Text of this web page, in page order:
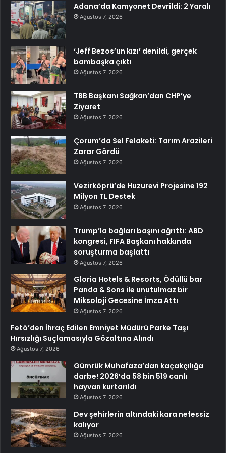
Adana’da Kamyonet Devrildi: 2 Yaralı
Ağustos 7, 2026
‘Jeff Bezos’un kızı’ denildi, gerçek
bambaşka çıktı
Ağustos 7, 2026
TBB Başkanı Sağkan’dan CHP’ye
Ziyaret
Ağustos 7, 2026
Çorum’da Sel Felaketi: Tarım Arazileri
Zarar Gördü
Ağustos 7, 2026
Vezirköprü’de Huzurevi Projesine 192
Milyon TL Destek
Ağustos 7, 2026
Trump’la bağları başını ağrıttı: ABD
kongresi, FIFA Başkanı hakkında
soruşturma başlattı
Ağustos 7, 2026
Gloria Hotels & Resorts, Ödüllü bar
Panda & Sons ile unutulmaz bir
Miksoloji Gecesine İmza Attı
Ağustos 7, 2026
Fetö’den İhraç Edilen Emniyet Müdürü Parke Taşı
Hırsızlığı Suçlamasıyla Gözaltına Alındı
Ağustos 7, 2026
Gümrük Muhafaza’dan kaçakçılığa
darbe! 2026’da 58 bin 519 canlı
hayvan kurtarıldı
Ağustos 7, 2026
Dev şehirlerin altındaki kara nefessiz
kalıyor
Ağustos 7, 2026